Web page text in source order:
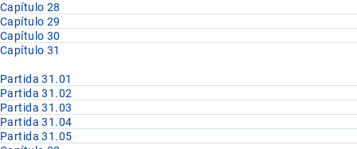
Capítulo 28
Capítulo 29
Capítulo 30
Capítulo 31
Partida 31.01
Partida 31.02
Partida 31.03
Partida 31.04
Partida 31.05